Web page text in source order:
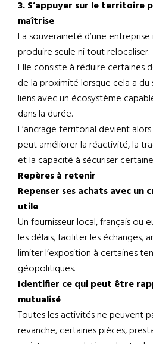
3. S’appuyer sur le territoire
maîtrise
La souveraineté d’une
produire seule ni tout relocaliser.
Elle consiste à réduire certaines
de la proximité lorsque cela a
liens avec un écosystème
dans la durée.
L’ancrage territorial devient
peut améliorer la réactivité, la
et la capacité à sécuriser
Repères à retenir
Repenser ses achats avec
utile
Un fournisseur local, français ou
les délais, faciliter les échanges,
limiter l’exposition à certaines
géopolitiques.
Identifier ce qui peut être
mutualisé
Toutes les activités ne peuvent
revanche, certaines pièces,